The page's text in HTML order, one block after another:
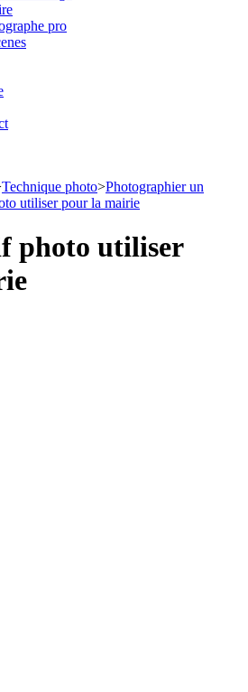
pro
Technique photo>Photographier un
utiliser pour la mairie
photo utiliser